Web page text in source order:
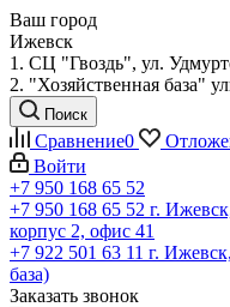
Ваш город
Ижевск
1. СЦ "Гвоздь", ул.
2. "Хозяйственная база"
Поиск
Сравнение0
Войти
+7 950 168 65 52
+7 950 168 65 52 г.
корпус 2, офис 41
+7 922 501 63 11 г.
база)
Заказать звонок